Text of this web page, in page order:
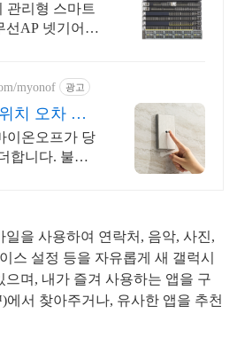
선AP 넷기어수
myonof 광고
치 오차 없
이온오프가 당
합니다. 불필
을 사용하여 연락처, 음악, 사진,
스 설정 등을 자유롭게 새 갤럭시
으며, 내가 즐겨 사용하는 앱을 구
에서 찾아주거나, 유사한 앱을 추천